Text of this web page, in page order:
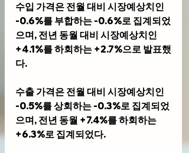
수입 가격은 전월 대비 시장예상치인
-0.6%를 부합하는 -0.6%로 집계되었
으며, 전년 동월 대비 시장예상치인
+4.1%를 하회하는 +2.7%으로 발표했
다.
수출 가격은 전월 대비 시장예상치인
-0.5%를 상회하는 -0.3%로 집계되었
으며, 전년 동월 +7.4%를 하회하는
+6.3%로 집계되었다.